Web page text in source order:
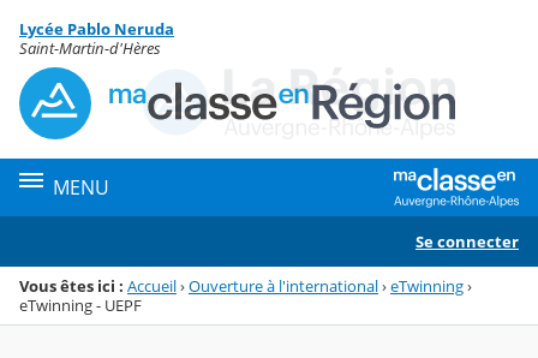
Menu de la rubrique
Contenu
Lycée Pablo Neruda
Saint-Martin-d'Hères
MENU
Se connecter
Vous êtes ici : Accueil›Ouverture à l'international›eTwinning›
eTwinning - UEPF